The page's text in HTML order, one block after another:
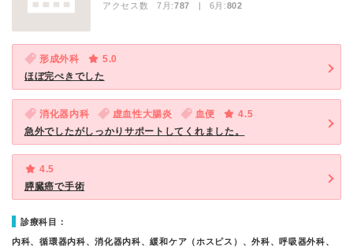
アクセス数 7月:787 | 6月:802
形成外科
5.0
ほぼ完ぺきでした
消化器内科 虚血性大腸炎 血便
4.5
急外でしたがしっかりサポートしてくれました。
4.5
膵臓癌で手術
診療科目：
内科、循環器内科、消化器内科、緩和ケア（ホスピス）、外科、呼吸器外科、